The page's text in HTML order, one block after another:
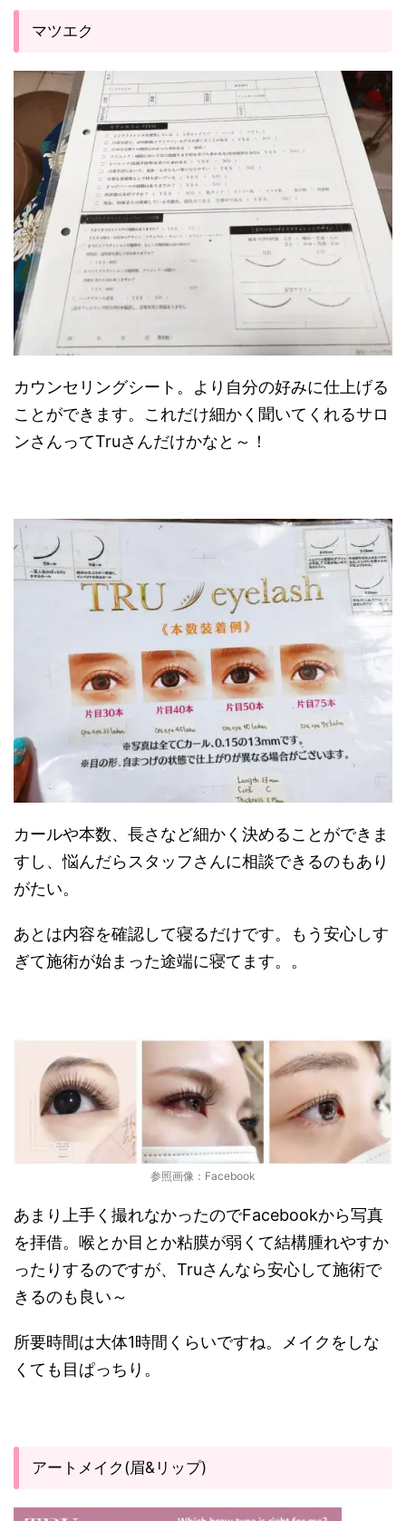
マツエク
カウンセリングシート。より自分の好みに仕上げる
ことができます。これだけ細かく聞いてくれるサロ
ンさんってTruさんだけかなと～！
カールや本数、長さなど細かく決めることができま
すし、悩んだらスタッフさんに相談できるのもあり
がたい。
あとは内容を確認して寝るだけです。もう安心しす
ぎて施術が始まった途端に寝てます。。
参照画像：Facebook
あまり上手く撮れなかったのでFacebookから写真
を拝借。喉とか目とか粘膜が弱くて結構腫れやすか
ったりするのですが、Truさんなら安心して施術で
きるのも良い～
所要時間は大体1時間くらいですね。メイクをしな
くても目ぱっちり。
アートメイク(眉&リップ)